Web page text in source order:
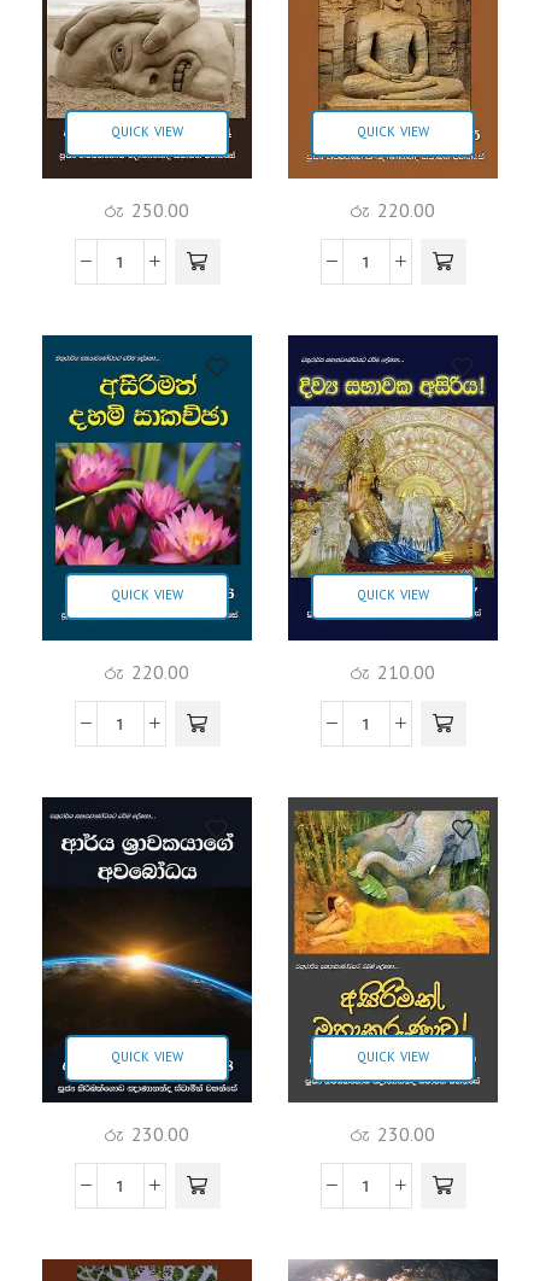
QUICK VIEW
රු 250.00
QUICK VIEW
රු 220.00
QUICK VIEW
රු 220.00
QUICK VIEW
රු 210.00
QUICK VIEW
රු 230.00
QUICK VIEW
රු 230.00